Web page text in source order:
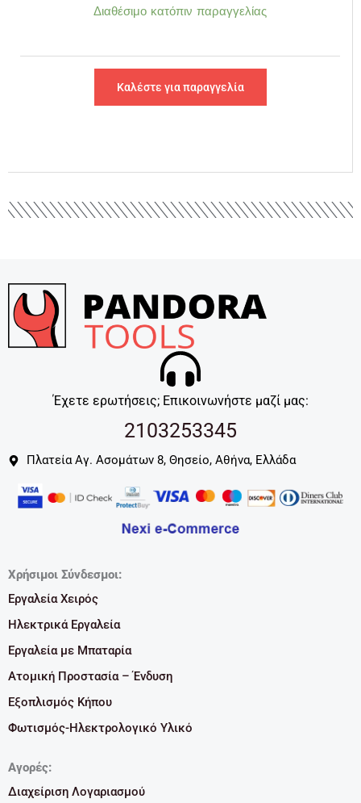
Διαθέσιμο κατόπιν παραγγελίας
Καλέστε για παραγγελία
Έχετε ερωτήσεις; Επικοινωνήστε μαζί μας:
2103253345
Πλατεία Αγ. Ασομάτων 8, Θησείο, Αθήνα, Ελλάδα
Χρήσιμοι Σύνδεσμοι:
Εργαλεία Χειρός
Ηλεκτρικά Εργαλεία
Εργαλεία με Μπαταρία
Ατομική Προστασία – Ένδυση
Εξοπλισμός Κήπου
Φωτισμός-Ηλεκτρολογικό Υλικό
Αγορές:
Διαχείριση Λογαριασμού